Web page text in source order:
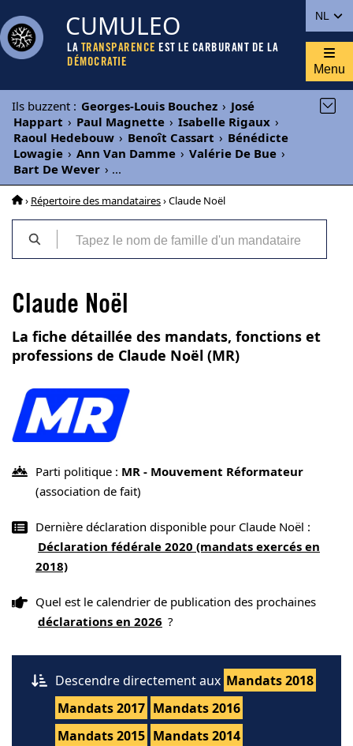
NL
CUMULEO
LA TRANSPARENCE EST LE CARBURANT DE LA
DÉMOCRATIE
Menu
Ils buzzent : Georges-Louis Bouchez › José
Happart › Paul Magnette › Isabelle Rigaux ›
Raoul Hedebouw › Benoît Cassart › Bénédicte
Lowagie › Ann Van Damme › Valérie De Bue ›
Bart De Wever › ...
› Répertoire des mandataires› Claude Noël
Claude Noël
La fiche détaillée des mandats, fonctions et
professions de Claude Noël (MR)
Parti politique : MR - Mouvement Réformateur
(association de fait)
Dernière déclaration disponible pour Claude Noël :
Déclaration fédérale 2020 (mandats exercés en
2018)
Quel est le calendrier de publication des prochaines
déclarations en 2026 ?
Descendre directement aux Mandats 2018
Mandats 2017 Mandats 2016
Mandats 2015 Mandats 2014